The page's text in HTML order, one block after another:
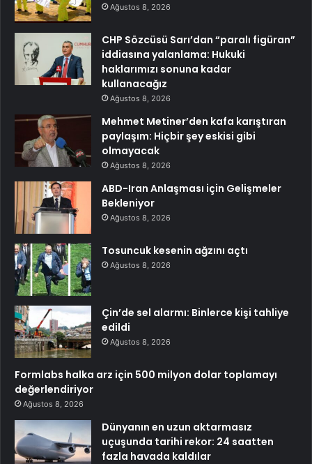
Ağustos 8, 2026
CHP Sözcüsü Sarı’dan “paralı figüran”
iddiasına yalanlama: Hukuki
haklarımızı sonuna kadar
kullanacağız
Ağustos 8, 2026
Mehmet Metiner’den kafa karıştıran
paylaşım: Hiçbir şey eskisi gibi
olmayacak
Ağustos 8, 2026
ABD-Iran Anlaşması için Gelişmeler
Bekleniyor
Ağustos 8, 2026
Tosuncuk kesenin ağzını açtı
Ağustos 8, 2026
Çin’de sel alarmı: Binlerce kişi tahliye
edildi
Ağustos 8, 2026
Formlabs halka arz için 500 milyon dolar toplamayı
değerlendiriyor
Ağustos 8, 2026
Dünyanın en uzun aktarmasız
uçuşunda tarihi rekor: 24 saatten
fazla havada kaldılar